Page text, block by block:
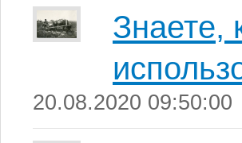
Знаете,
20.08.2020 09:50:00